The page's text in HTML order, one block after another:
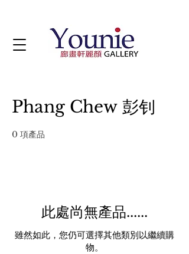
Phang Chew 彭钊
0 項產品
此處尚無產品......
雖然如此，您仍可選擇其他類別以繼續購
物。